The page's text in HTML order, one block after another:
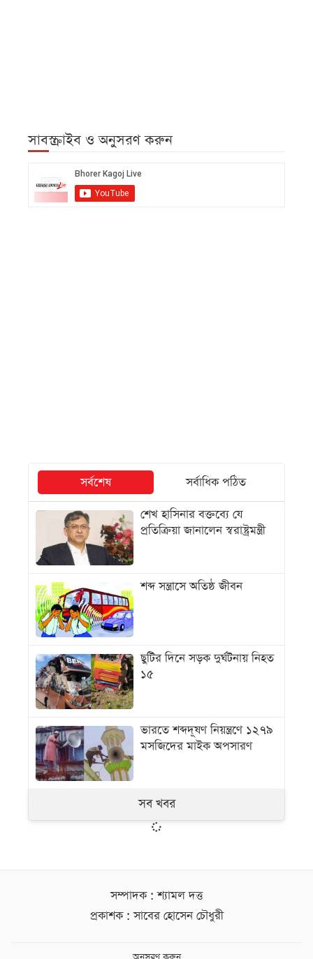
সাবস্ক্রাইব ও অনুসরণ করুন
সর্বশেষ
সর্বাধিক পঠিত
শেখ হাসিনার বক্তব্যে যে
প্রতিক্রিয়া জানালেন স্বরাষ্ট্রমন্ত্রী
শব্দ সন্ত্রাসে অতিষ্ঠ জীবন
ছুটির দিনে সড়ক দুর্ঘটনায় নিহত
১৫
ভারতে শব্দদূষণ নিয়ন্ত্রণে ১২৭৯
মসজিদের মাইক অপসারণ
সব খবর
সম্পাদক : শ্যামল দত্ত
প্রকাশক : সাবের হোসেন চৌধুরী